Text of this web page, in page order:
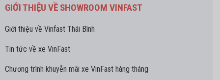
GIỚI THIỆU VỀ SHOWROOM VINFAST
Giới thiệu về Vinfast Thái Bình
Tin tức về xe VinFast
Chương trình khuyễn mãi xe VinFast hàng tháng